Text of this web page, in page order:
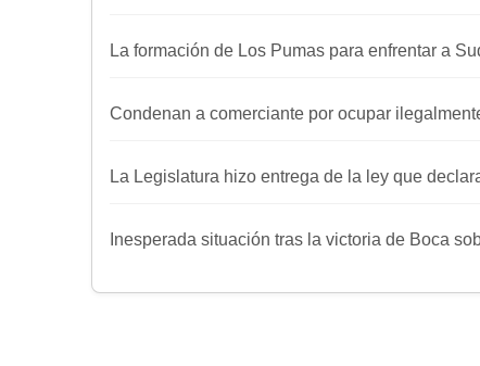
La formación de Los Pumas para enfrentar a
Condenan a comerciante por ocupar
La Legislatura hizo entrega de la ley que
Inesperada situación tras la victoria de Boca